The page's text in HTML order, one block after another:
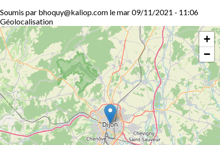
Soumis par bhoquy@kaliop.com lemar 09/11/2021 - 11:06
Géolocalisation
+
−